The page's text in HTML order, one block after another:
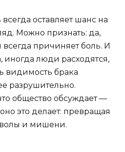
оставляет шанс на
Можно признать: да,
причиняет боль. И
люди расходятся,
видимость брака
разрушительно.
общество обсуждает —
это делает: превращая
и мишени.